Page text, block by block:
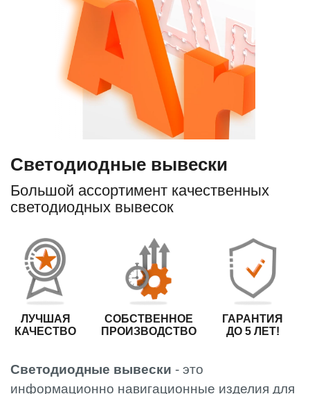
Светодиодные вывески
Большой ассортимент качественных
светодиодных вывесок
ЛУЧШАЯ
КАЧЕСТВО
СОБСТВЕННОЕ
ПРОИЗВОДСТВО
ГАРАНТИЯ
ДО 5 ЛЕТ!
Светодиодные вывески - это
информационно навигационные изделия для